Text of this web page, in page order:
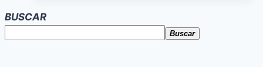
BUSCAR
Buscar